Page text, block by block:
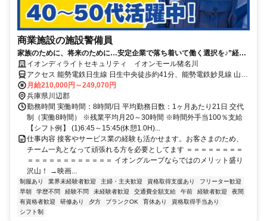
商業施設の施設警備員
家族のために、将来のために…安定企業で落ち着いて働く選択を♪”経験
ゼロからの正社員デビュー”を応援します！
イオンディライトセキュリティ イオンモール猪名川
アクセス 能勢電鉄日生線 日生中央徒歩約41分、能勢電鉄妙見線 山下
（兵庫県）徒歩約73分、能勢電鉄日生線 山下（兵庫県）徒歩約73分
月給210,000円～249,070円
兵庫県川辺郡
勤務時間 実働時間：8時間/日 平均勤務日数：1ヶ月あたり21日 交代
制（実働8時間） ※残業平均月20～30時間 ※時間外手当100％支給
【シフト例】 (1)6:45～15:45(休憩1.0H)...
仕事内容 接客やサービス業の経験も活かせます。お客さまのため、
チーム一丸となって頑張れる方を必要としてます ＝＝＝＝＝＝＝＝
＝＝＝＝＝＝＝＝＝＝＝＝ イオングループならではのメリット盛り
沢山！ →映画...
制服あり 業界未経験者歓迎 主婦・主夫歓迎 資格取得支援あり
フリーター歓迎
早朝
学歴不問 経験不問 未経験者歓迎 交通費全額支給 午前 経験者歓迎
夜間
有資格者歓迎
研修あり 夕方 ブランクOK 育休あり
資格取得手当あり
シフト制